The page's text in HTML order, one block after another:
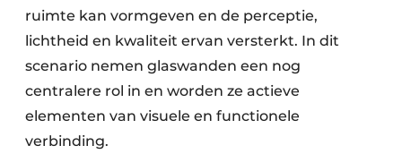
ruimte kan vormgeven en de perceptie,
lichtheid en kwaliteit ervan versterkt. In dit
scenario nemen glaswanden een nog
centralere rol in en worden ze actieve
elementen van visuele en functionele
verbinding.